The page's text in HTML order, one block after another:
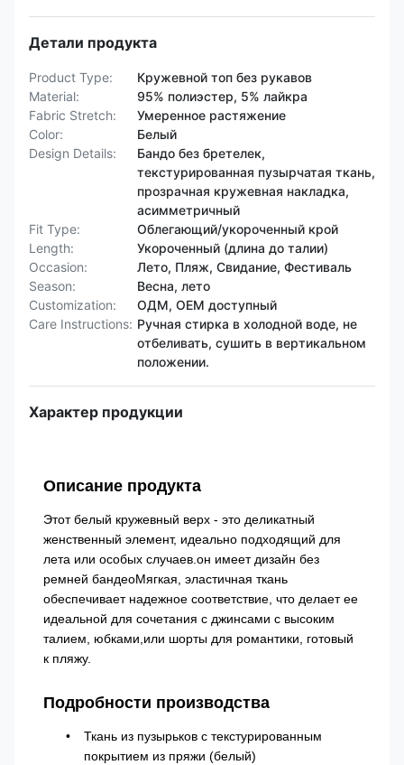
Детали продукта
Product Type:
Кружевной топ без рукавов
Material:
95% полиэстер, 5% лайкра
Fabric Stretch:
Умеренное растяжение
Color:
Белый
Design Details:
Бандо без бретелек,
текстурированная пузырчатая ткань,
прозрачная кружевная накладка,
асимметричный
Fit Type:
Облегающий/укороченный крой
Length:
Укороченный (длина до талии)
Occasion:
Лето, Пляж, Свидание, Фестиваль
Season:
Весна, лето
Customization:
ОДМ, OEM доступный
Care Instructions: Ручная стирка в холодной воде, не
отбеливать, сушить в вертикальном
положении.
Характер продукции
Описание продукта
Этот белый кружевный верх - это деликатный
женственный элемент, идеально подходящий для
лета или особых случаев.он имеет дизайн без
ремней бандеоМягкая, эластичная ткань
обеспечивает надежное соответствие, что делает ее
идеальной для сочетания с джинсами с высоким
талием, юбками,или шорты для романтики, готовый
к пляжу.
Подробности производства
Ткань из пузырьков с текстурированным
покрытием из пряжи (белый)